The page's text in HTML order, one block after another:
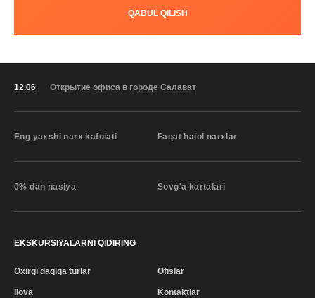
QABUL QILISH
12.06 Открытие офиса в городе Салават
Eng yaxshi narx kafolati Faqat halol narxlar
0% dan nasiya Sovg'a kartalari
EKSKURSIYALARNI QIDIRING
Oxirgi daqiqa turlar
Ilova
Ofislar
Kontaktlar